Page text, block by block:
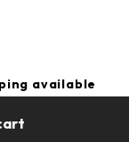
available